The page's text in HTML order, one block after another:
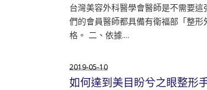
台灣美容外科醫學會醫師是不需要
們的會員醫師都具備有衛福部「整形
格。 二、依據....
2019-05-10
如何達到美目盼兮之眼整形